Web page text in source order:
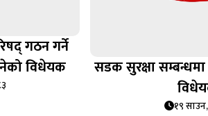
गठन गर्ने
विधेयक
सडक सुरक्षा
१९